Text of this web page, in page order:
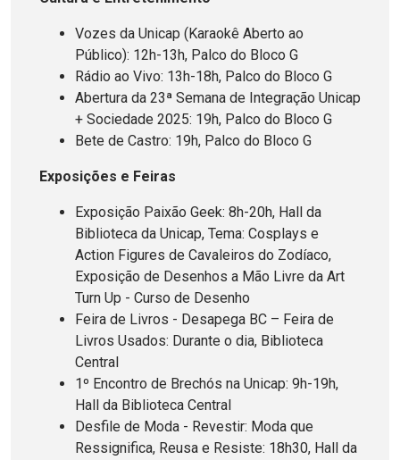
Vozes da Unicap (Karaokê Aberto ao
Público): 12h-13h, Palco do Bloco G
Rádio ao Vivo: 13h-18h, Palco do Bloco G
Abertura da 23ª Semana de Integração Unicap
+ Sociedade 2025: 19h, Palco do Bloco G
Bete de Castro: 19h, Palco do Bloco G
Exposições e Feiras
Exposição Paixão Geek: 8h-20h, Hall da
Biblioteca da Unicap, Tema: Cosplays e
Action Figures de Cavaleiros do Zodíaco,
Exposição de Desenhos a Mão Livre da Art
Turn Up - Curso de Desenho
Feira de Livros - Desapega BC – Feira de
Livros Usados: Durante o dia, Biblioteca
Central
1º Encontro de Brechós na Unicap: 9h-19h,
Hall da Biblioteca Central
Desfile de Moda - Revestir: Moda que
Ressignifica, Reusa e Resiste: 18h30, Hall da